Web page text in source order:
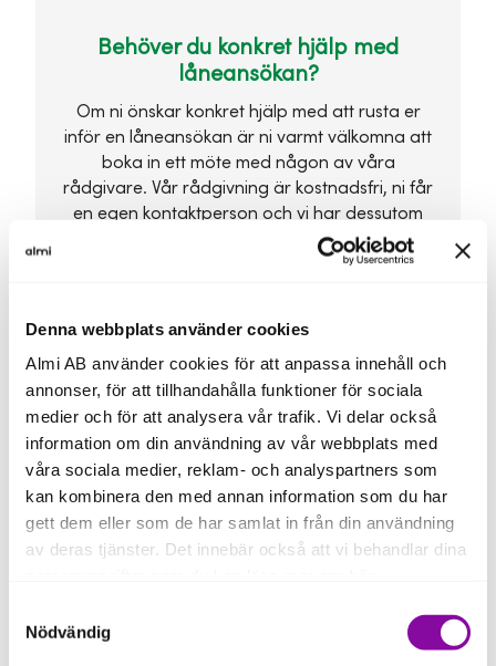
Denna webbplats använder cookies
Almi AB använder cookies för att anpassa innehåll och
annonser, för att tillhandahålla funktioner för sociala
medier och för att analysera vår trafik. Vi delar också
information om din användning av vår webbplats med
våra sociala medier, reklam- och analyspartners som
kan kombinera den med annan information som du har
gett dem eller som de har samlat in från din användning
av deras tjänster. Det innebär också att vi behandlar dina
Om du klickar på avvisa kommer användning av kakor
eller delning av information enligt ovan, inte att ske,
Nödvändig
Behöver du konkret hjälp med
låneansökan?
Om ni önskar konkret hjälp med att rusta er
inför en låneansökan är ni varmt välkomna att
boka in ett möte med någon av våra
rådgivare. Vår rådgivning är kostnadsfri, ni får
en egen kontaktperson och vi har dessutom
ingångar till företagsrådgivarna på alla lokala
banker. Anmäl intresse via länken nedan så